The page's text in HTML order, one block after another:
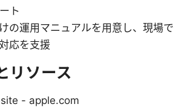
ト
の運用マニュアルを用意し、現場で
応を支援
リソース
- apple.com